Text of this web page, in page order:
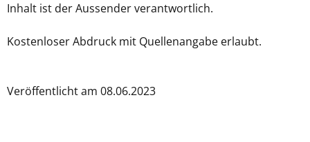
Inhalt ist der Aussender verantwortlich.
Kostenloser Abdruck mit Quellenangabe erlaubt.
Veröffentlicht am 08.06.2023